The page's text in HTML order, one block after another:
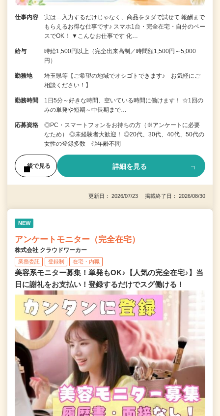
仕事内容
実は…入力するだけじゃなく、商品をタダで試せて 報酬まで
もらえるお得な仕事です♪ スマホ1台・完全在宅・自分のペー
スでOK！ ▼こんなお仕事です 化…
給与
時給1,500円以上（完全出来高制／時間額1,500円～5,000
円）
勤務地
埼玉県等【ご希望の地域でオシゴトできます♪ お気軽にご
相談ください！】
勤務時間
1日5分～好きな時間、空いている時間に働けます！ ☆1回の
みの単発や短期～中長期まで…
応募資格
◎PC・スマートフォンをお持ちの方（※アンケートに必要
なため） ◎未経験者大歓迎！ ◎20代、30代、40代、50代の
女性の登録多数 ◎年齢不問
後で見る 詳細を見る
更新日： 2026/07/23 掲載終了日： 2026/08/30
NEW
アンケートモニター（完全在宅）
株式会社 クラウドワーカー
業務委託 登録制 在宅・内職
美容系モニター募集！単発もOK♪【人気の完全在宅♪】当
日に謝礼をお支払い！登録するだけでスグ働ける！